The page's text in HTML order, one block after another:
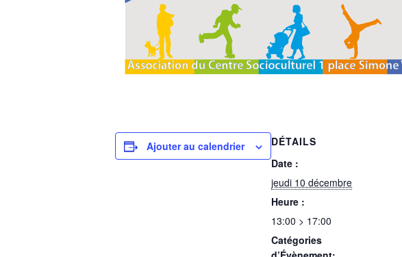
Ajouter au calendrier
DÉTAILS
Date :
jeudi 10 décembre
Heure :
13:00 > 17:00
Catégories